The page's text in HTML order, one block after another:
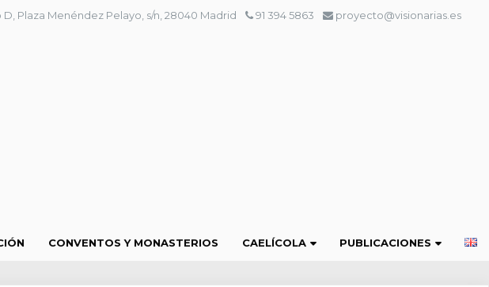
Plaza Menéndez Pelayo, s/n, 28040 Madrid 91 394 5863 proyecto@visionarias.es
CONVENTOS Y MONASTERIOS CAELÍCOLA PUBLICACIONES